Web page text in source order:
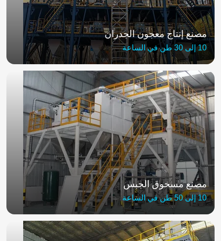
مصنع إنتاج معجون الجدران
10 إلى 30 طن في الساعة
مصنع مسحوق الجبس
10 إلى 50 طن في الساعة